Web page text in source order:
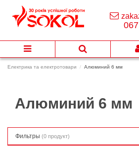
Електрика та електротовари Алюминий 6 мм
Алюминий 6 мм
Фильтры (0 продукт)